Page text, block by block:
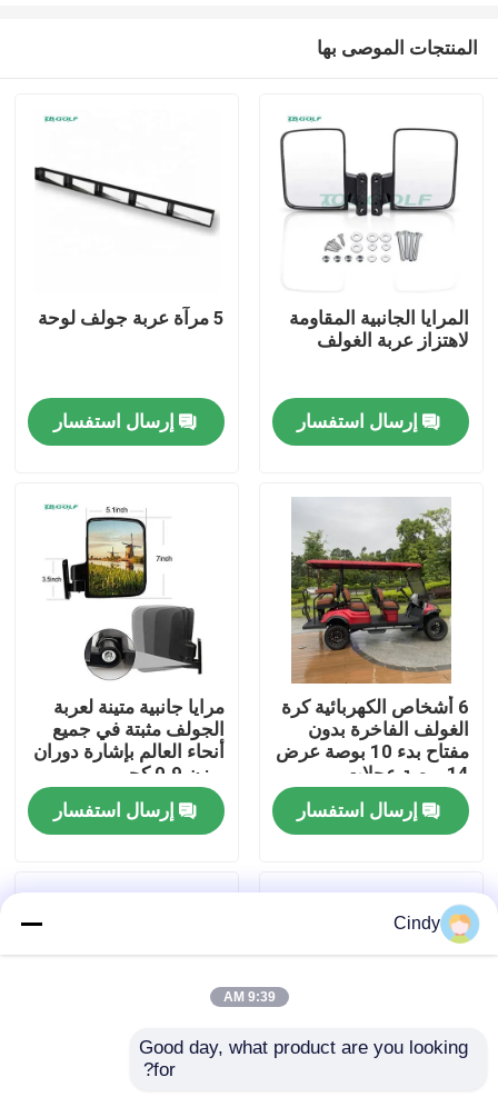
منتجات
معلومات عنا
جولة في المعمل
مراقبة الجودة
اتصل بنا
مرايا جانبية لعربة الجولف
المنتجات الموصى بها
المرايا الجانبية المقاومة
لاهتزاز عربة الغولف
إرسال استفسار
5 مرآة عربة جولف لوحة
إرسال استفسار
6 أشخاص الكهربائية كرة
الغولف الفاخرة بدون
مفتاح بدء 10 بوصة عرض
14 بوصة عجلات
إرسال استفسار
مرايا جانبية متينة لعربة
الجولف مثبتة في جميع
أنحاء العالم بإشارة دوران
بوزن 0.9 كجم
إرسال استفسار
Cindy
9:39 AM
Good day, what product are you looking
for?